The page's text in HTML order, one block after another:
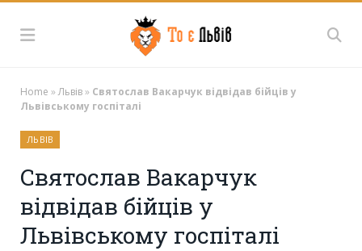
Home »Львів» Святослав Вакарчук відвідав бійців у
Львівському госпіталі
ЛЬВІВ
Святослав Вакарчук
відвідав бійців у
Львівському госпіталі